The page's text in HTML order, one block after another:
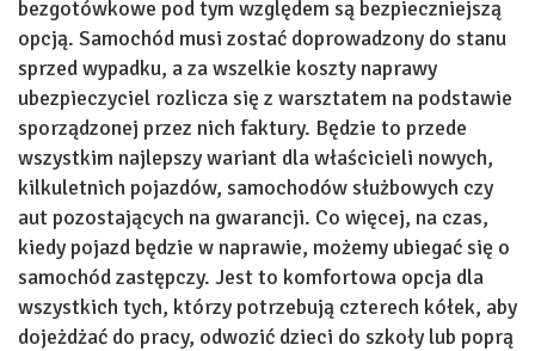
bezgotówkowe pod tym względem są bezpieczniejszą
opcją. Samochód musi zostać doprowadzony do stanu
sprzed wypadku, a za wszelkie koszty naprawy
ubezpieczyciel rozlicza się z warsztatem na podstawie
sporządzonej przez nich faktury. Będzie to przede
wszystkim najlepszy wariant dla właścicieli nowych,
kilkuletnich pojazdów, samochodów służbowych czy
aut pozostających na gwarancji. Co więcej, na czas,
kiedy pojazd będzie w naprawie, możemy ubiegać się o
samochód zastępczy. Jest to komfortowa opcja dla
wszystkich tych, którzy potrzebują czterech kółek, aby
dojeżdżać do pracy, odwozić dzieci do szkoły lub poprą